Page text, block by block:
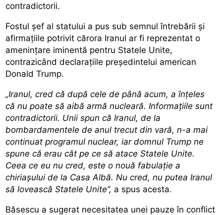
contradictorii.
Fostul șef al statului a pus sub semnul întrebării și
afirmațiile potrivit cărora Iranul ar fi reprezentat o
amenințare iminentă pentru Statele Unite,
contrazicând declarațiile președintelui american
Donald Trump.
„Iranul, cred că după cele de până acum, a înțeles
că nu poate să aibă armă nucleară. Informațiile sunt
contradictorii. Unii spun că Iranul, de la
bombardamentele de anul trecut din vară, n-a mai
continuat programul nuclear, iar domnul Trump ne
spune că erau cât pe ce să atace Statele Unite.
Ceea ce eu nu cred, este o nouă fabulație a
chiriașului de la Casa Albă. Nu cred, nu putea Iranul
să lovească Statele Unite”, a spus acesta.
Băsescu a sugerat necesitatea unei pauze în conflict